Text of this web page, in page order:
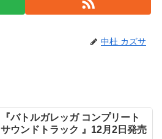
中杜 カズサ
『バトルガレッガ コンプリート
サウンドトラック 』12月2日発売